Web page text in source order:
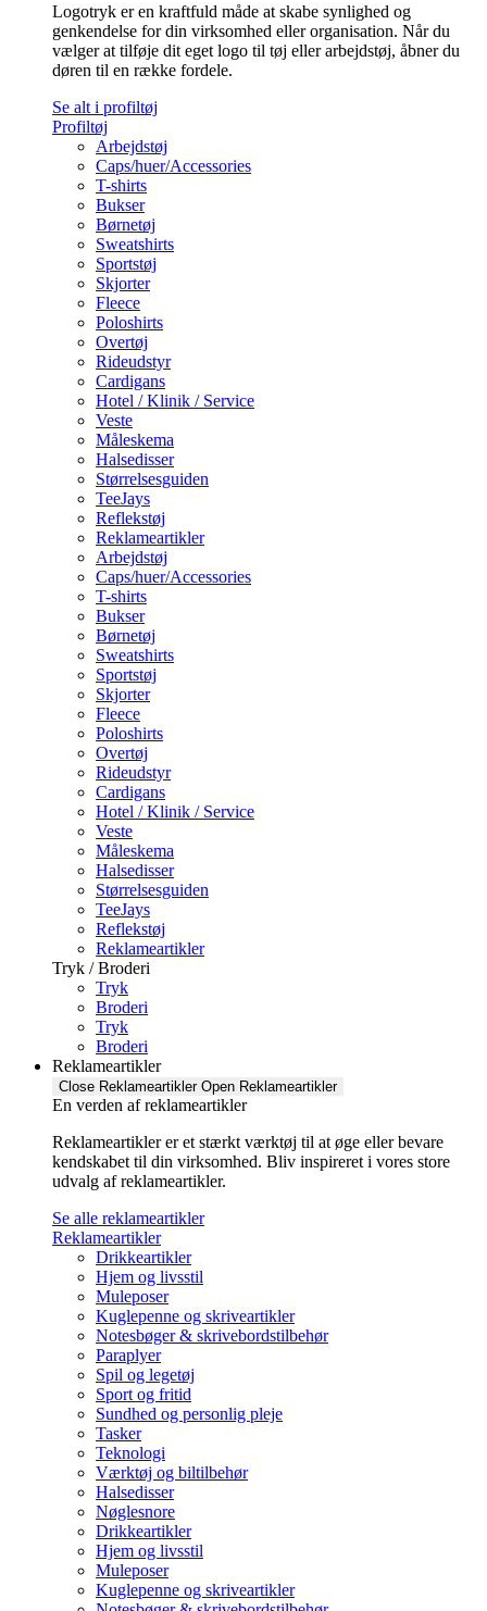
Logotryk er en kraftfuld måde at skabe synlighed og
genkendelse for din virksomhed eller organisation. Når du
vælger at tilføje dit eget logo til tøj eller arbejdstøj, åbner du
døren til en række fordele.
Se alt i profiltøj
Profiltøj
Arbejdstøj
Caps/huer/Accessories
T-shirts
Bukser
Børnetøj
Sweatshirts
Sportstøj
Skjorter
Fleece
Poloshirts
Overtøj
Rideudstyr
Cardigans
Hotel / Klinik / Service
Veste
Måleskema
Halsedisser
Størrelsesguiden
TeeJays
Reflekstøj
Reklameartikler
Arbejdstøj
Caps/huer/Accessories
T-shirts
Bukser
Børnetøj
Sweatshirts
Sportstøj
Skjorter
Fleece
Poloshirts
Overtøj
Rideudstyr
Cardigans
Hotel / Klinik / Service
Veste
Måleskema
Halsedisser
Størrelsesguiden
TeeJays
Reflekstøj
Reklameartikler
Tryk / Broderi
Tryk
Broderi
Tryk
Broderi
Reklameartikler
Close Reklameartikler Open Reklameartikler
En verden af reklameartikler ​
Reklameartikler er et stærkt værktøj til at øge eller bevare
kendskabet til din virksomhed. Bliv inspireret i vores store
udvalg af reklameartikler.
Se alle reklameartikler
Reklameartikler
Drikkeartikler
Hjem og livsstil
Muleposer
Kuglepenne og skriveartikler
Notesbøger & skrivebordstilbehør
Paraplyer
Spil og legetøj
Sport og fritid
Sundhed og personlig pleje
Tasker
Teknologi
Værktøj og biltilbehør
Halsedisser
Nøglesnore
Drikkeartikler
Hjem og livsstil
Muleposer
Kuglepenne og skriveartikler